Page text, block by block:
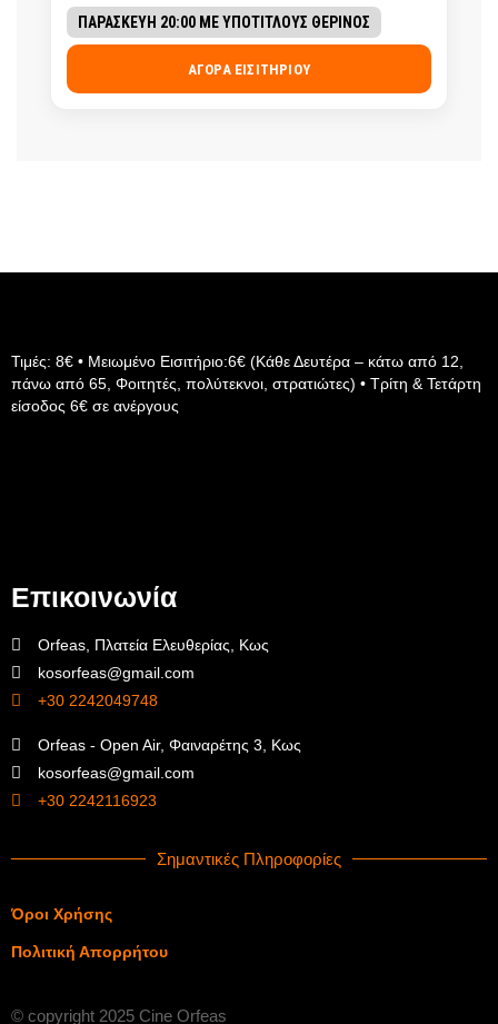
ΠΑΡΑΣΚΕΥΗ 20:00 ΜΕ ΥΠΟΤΙΤΛΟΥΣ ΘΕΡΙΝΟΣ
ΑΓΟΡΆ ΕΙΣΙΤΗΡΊΟΥ
Τιμές: 8€ • Μειωμένο Εισιτήριο:6€ (Κάθε Δευτέρα – κάτω από 12,
πάνω από 65, Φοιτητές, πολύτεκνοι, στρατιώτες) • Τρίτη & Τετάρτη
είσοδος 6€ σε ανέργους
Επικοινωνία
Orfeas, Πλατεία Ελευθερίας, Κως
kosorfeas@gmail.com
+30 2242049748
Orfeas - Open Air, Φαιναρέτης 3, Κως
kosorfeas@gmail.com
+30 2242116923
Σημαντικές Πληροφορίες
Όροι Χρήσης
Πολιτική Απορρήτου
© copyright 2025 Cine Orfeas